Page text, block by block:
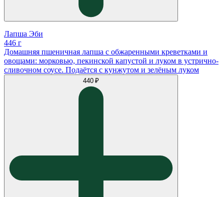
Лапша Эби
446 г
Домашняя пшеничная лапша с обжаренными креветками и
овощами: морковью, пекинской капустой и луком в устрично-
сливочном соусе. Подаётся с кунжутом и зелёным луком
440 ₽